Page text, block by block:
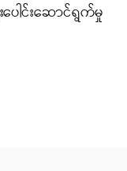
ေါင်းဆောင်ရွက်မှု